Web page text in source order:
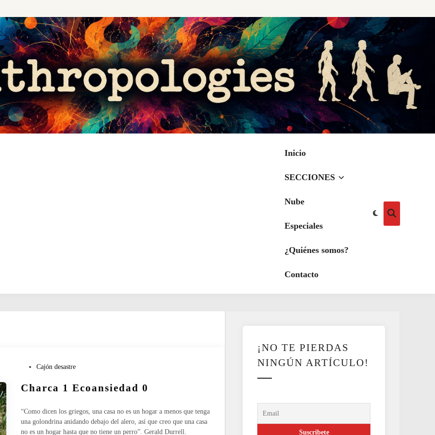
Inicio
SECCIONES
Nube
Especiales
¿Quiénes somos?
Contacto
Cambiar
Abrir
búsqueda
b
i
Cajón desastre
Charca 1 Ecoansiedad 0
“Como dicen los griegos, una casa no es un hogar a menos que tenga
una golondrina anidando debajo del alero, así que creo que una casa
no es un hogar hasta que no tiene un perro”. Gerald Durrell.
¡NO TE PIERDAS
NINGÚN ARTÍCULO!